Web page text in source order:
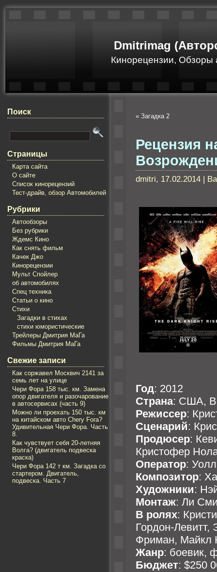
Dmitrimag
Кинорецензии, Обзоры
Поиск
Страницы
Карта сайта
О сайте
Список кинорецензий
Тест-драйв, обзор Автомобилей
Рубрики
Автообзоры
Без рубрики
Ждемс Кино
Как снять фильм
Качек Джо
Кинорецензии
Мульт Спойлер
об автомобилях
Спец техника
Статьи о кино
Стихи
Загадки в стихах
стихи юмористические
Трейлеры Дмитрия МаГа
Фильмы Дмитрия МаГа
Свежие записи
Как соржавел Mосквич 2141 за
семь лет на улице
Чери Фора 158 тыс. км. Замена
опор двигателя и разочарование
в автосервисах (часть 9)
Можно ли проехать 150 тыс. км
на китайском авто Chery Fora?
Удивительная Чери Фора. Часть
8.
Как чувствует себя 20-летняя
Волга? (двигатель подвеска
краска)
Чери Фора 142 т км. Загадка со
стартером. Двигатель,
подвеска. Часть 7
« Загадка 2
Рецензия
dmitri, 17.02.2014 |
Год: 2012
Страна: США,
Режиссер:
Сценарий:
Продюсер:
Кристофер
Оператор:
Композитор:
Художники:
Монтаж: Ли
В ролях:
Гордон-Левитт,
Фриман, Майкл
Жанр: боевик,
Бюджет: $250